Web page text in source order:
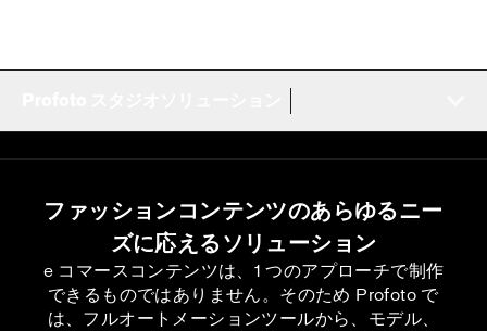
ファッションコンテンツのあらゆるニー
ズに応えるソリューション
e コマースコンテンツは、1 つのアプローチで制作
できるものではありません。そのため Profoto で
は、フルオートメーションツールから、モデル、